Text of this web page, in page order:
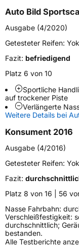
Generelle
FahrzeugtypPKW
Verwendung
ModellnameAdvan
FahrzeugartPKW &
Weitere
Schlauchtyp TL
Zustand Neureifen
VerstärktXL
EU Label
Auto Bild
Ausgabe (4/2020)
Getesteter Reifen:
Fazit: befriedigend
Platz 6 von 10
Sportliche
auf trockener Piste
Verlängerte
Weitere Details bei
Konsument 2016
Ausgabe (4/2016)
Getesteter Reifen:
Fazit:
Platz 8 von 16 | 56
Nasse Fahrbahn:
Verschleißfestigkeit:
durchschnittlich;
bestanden.
Alle Testberichte